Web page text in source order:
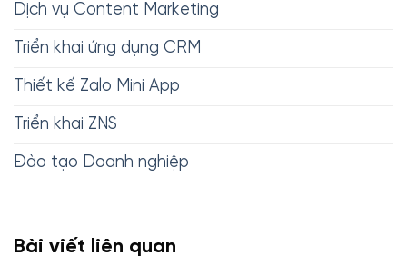
Dịch vụ Content Marketing
Triển khai ứng dụng CRM
Thiết kế Zalo Mini App
Triển khai ZNS
Đào tạo Doanh nghiệp
Bài viết liên quan